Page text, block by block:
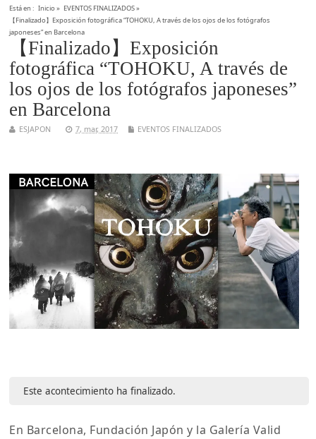
Está en : Inicio» EVENTOS FINALIZADOS»
【Finalizado】Exposición fotográfica “TOHOKU, A través de los ojos de los fotógrafos
japoneses” en Barcelona
【Finalizado】Exposición
fotográfica “TOHOKU, A través de
los ojos de los fotógrafos japoneses”
en Barcelona
ESJAPON 7, mar, 2017 EVENTOS FINALIZADOS
Este acontecimiento ha finalizado.
En Barcelona, Fundación Japón y la Galería Valid